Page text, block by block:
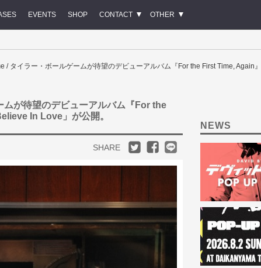
EVENTS SHOP CONTACT OTHER
/ タイラー・ボールゲームが待望のデビューアルバム『For the First Time, Again
が待望のデビューアルバム『For the
In Love」が公開。
SHARE
NEWS